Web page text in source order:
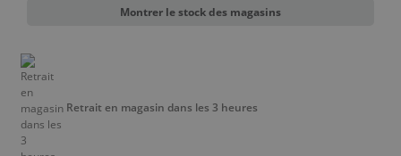
Montrer le stock des magasins
Retrait en magasin dans les 3 heures